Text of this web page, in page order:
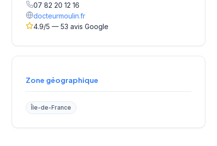
07 82 20 12 16
docteurmoulin.fr
4.9/5 — 53 avis Google
Zone géographique
Île-de-France